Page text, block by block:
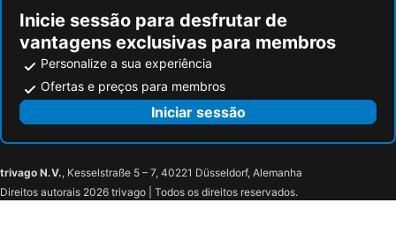
Inicie sessão para desfrutar de
vantagens exclusivas para membros
Personalize a sua experiência
Ofertas e preços para membros
Iniciar sessão
trivago N.V., Kesselstraße 5 – 7, 40221 Düsseldorf, Alemanha
Direitos autorais 2026 trivago | Todos os direitos reservados.